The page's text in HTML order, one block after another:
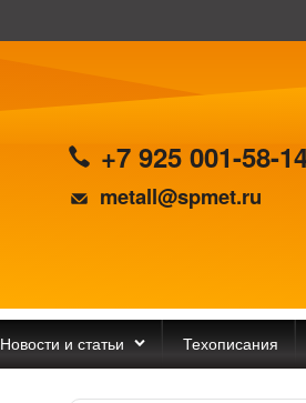
+7 925 001-58-
metall@spmet.ru
Новости и статьи Техописания